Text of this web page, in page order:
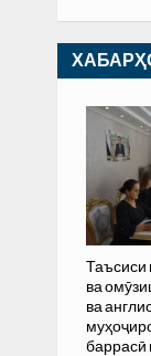
Таъсиси
ва
ва
баррасӣ